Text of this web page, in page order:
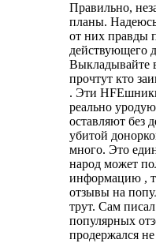
Правильно,
планы.
от них правды
действующего
Выкладывайте
прочтут кто
. Эти
реально
оставляют без
убитой
много. Это
народ может
информацию ,
отзывы на
трут. Сам
популярных
продержался